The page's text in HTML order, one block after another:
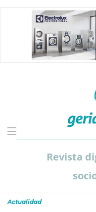
Revista
Actualidad